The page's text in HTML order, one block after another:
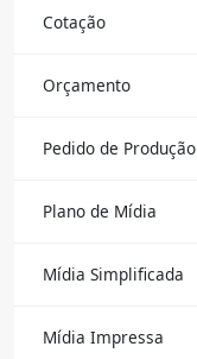
Cotação
Orçamento
Pedido de Produção
Plano de Mídia
Mídia Simplificada
Mídia Impressa